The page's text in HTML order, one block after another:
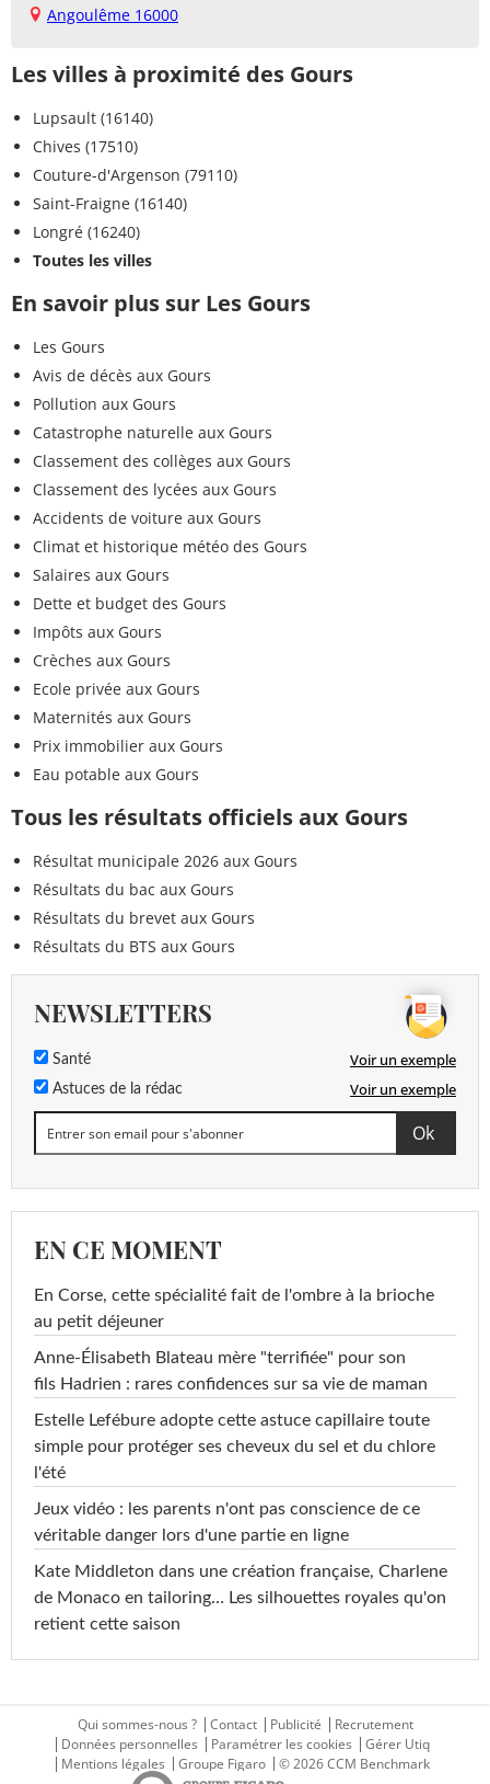
Angoulême 16000
Les villes à proximité des Gours
Lupsault (16140)
Chives (17510)
Couture-d'Argenson (79110)
Saint-Fraigne (16140)
Longré (16240)
Toutes les villes
En savoir plus sur Les Gours
Les Gours
Avis de décès aux Gours
Pollution aux Gours
Catastrophe naturelle aux Gours
Classement des collèges aux Gours
Classement des lycées aux Gours
Accidents de voiture aux Gours
Climat et historique météo des Gours
Salaires aux Gours
Dette et budget des Gours
Impôts aux Gours
Crèches aux Gours
Ecole privée aux Gours
Maternités aux Gours
Prix immobilier aux Gours
Eau potable aux Gours
Tous les résultats officiels aux Gours
Résultat municipale 2026 aux Gours
Résultats du bac aux Gours
Résultats du brevet aux Gours
Résultats du BTS aux Gours
NEWSLETTERS
Santé Voir un exemple
Astuces de la rédac Voir un exemple
EN CE MOMENT
En Corse, cette spécialité fait de l'ombre à la brioche
au petit déjeuner
Anne-Élisabeth Blateau mère "terrifiée" pour son
fils Hadrien : rares confidences sur sa vie de maman
Estelle Lefébure adopte cette astuce capillaire toute
simple pour protéger ses cheveux du sel et du chlore
l'été
Jeux vidéo : les parents n'ont pas conscience de ce
véritable danger lors d'une partie en ligne
Kate Middleton dans une création française, Charlene
de Monaco en tailoring… Les silhouettes royales qu'on
retient cette saison
Qui sommes-nous ? Contact Publicité
Recrutement
Données personnelles
Paramétrer les cookies
Gérer Utiq
Mentions légales
Groupe Figaro © 2026 CCM Benchmark